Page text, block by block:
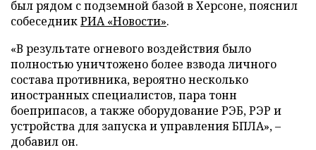
был рядом с подземной базой в Херсоне, пояснил
собеседникРИА «Новости».
«В результате огневого воздействия было
полностью уничтожено более взвода личного
состава противника, вероятно несколько
иностранных специалистов, пара тонн
боеприпасов, а также оборудование РЭБ, РЭР и
устройства для запуска и управления БПЛА», –
добавил он.